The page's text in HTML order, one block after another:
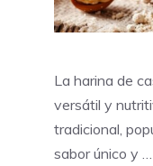
La harina de
versátil y
tradicional,
sabor único y …